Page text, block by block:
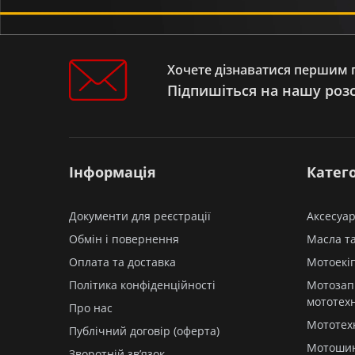
Хочете дізнаватися першим
Підпишіться на нашу
Інформація
Документи для реєстрації
Обмін і повернення
Оплата та доставка
Політика конфіденційності
Про нас
Публічний договір (оферта)
Масла